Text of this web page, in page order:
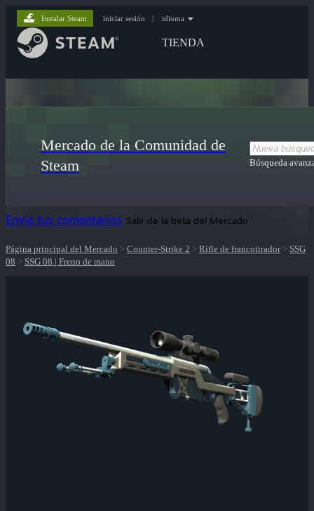
TIENDA
Instalar Steam iniciar sesión | idioma
Mercado de la Comunidad de
Steam
Búsqueda
Envía tus comentarios Salir de la beta del Mercado
Página principal del Mercado > Counter-Strike 2 > Rifle de francotirador> SSG
08 > SSG 08 | Freno de mano